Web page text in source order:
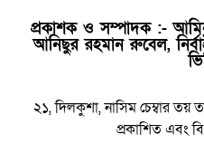
প্রকাশক ও সম্পাদক :-
আনিছুর রহমান রুবেল,
২১, দিলকুশা, নাসিম চেম্বার
প্রকাশিত এবং